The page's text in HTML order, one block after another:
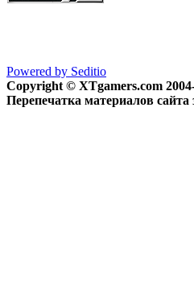
Powered by Seditio
Copyright © XTgamers.com
Перепечатка материалов сайта